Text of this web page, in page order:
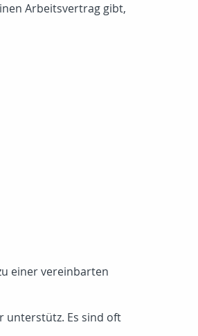
Arbeitsvertrag gibt,
einer vereinbarten
unterstütz. Es sind oft